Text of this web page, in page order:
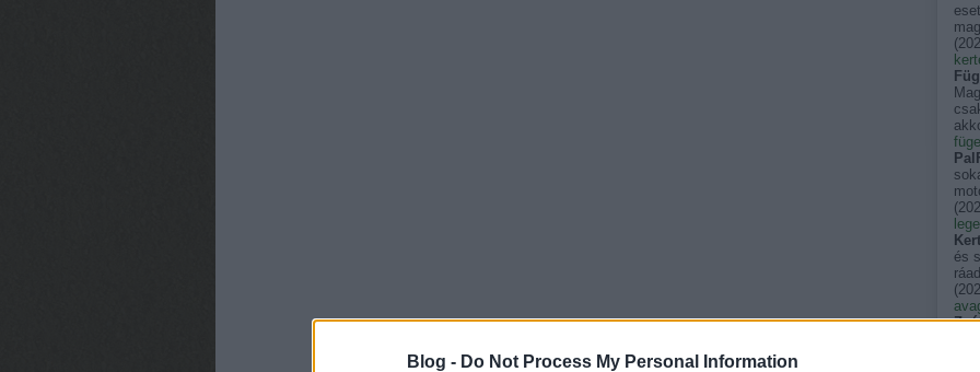
Blog - Do Not Process My Personal Information
(
(
és
(